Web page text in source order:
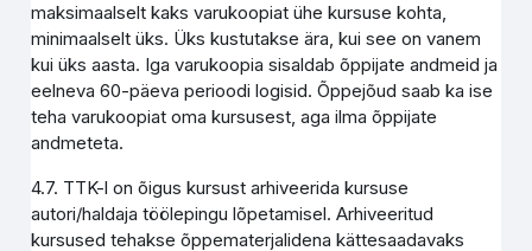
maksimaalselt kaks varukoopiat ühe kursuse kohta,
minimaalselt üks. Üks kustutakse ära, kui see on vanem
kui üks aasta. Iga varukoopia sisaldab õppijate andmeid ja
eelneva 60-päeva perioodi logisid. Õppejõud saab ka ise
teha varukoopiat oma kursusest, aga ilma õppijate
andmeteta.
4.7. TTK-l on õigus kursust arhiveerida kursuse
autori/haldaja töölepingu lõpetamisel. Arhiveeritud
kursused tehakse õppematerjalidena kättesaadavaks